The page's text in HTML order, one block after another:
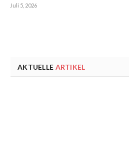
Juli 5, 2026
AKTUELLE ARTIKEL